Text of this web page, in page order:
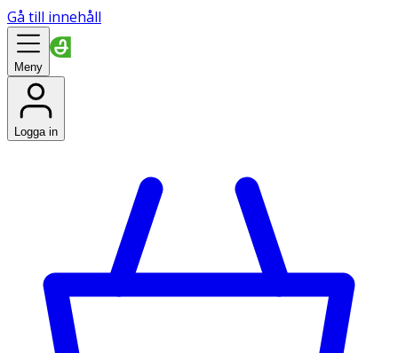
Gå till innehåll
Meny
Logga in